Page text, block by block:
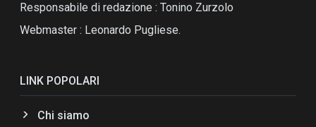
Responsabile di redazione : Tonino Zurzolo
Webmaster : Leonardo Pugliese.
LINK POPOLARI
Chi siamo